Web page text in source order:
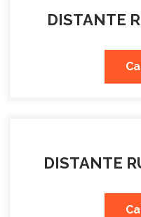
DISTANTE
DISTANTE